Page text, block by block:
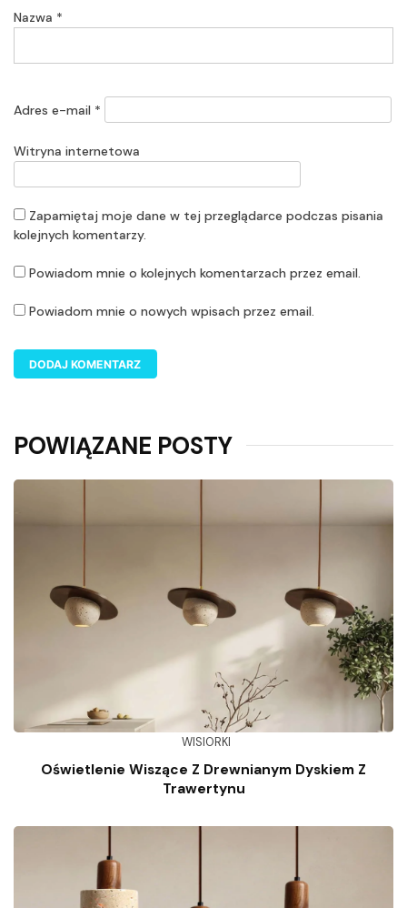
Nazwa *
Adres e-mail *
Witryna internetowa
Zapamiętaj moje dane w tej przeglądarce podczas pisania
kolejnych komentarzy.
Powiadom mnie o kolejnych komentarzach przez email.
Powiadom mnie o nowych wpisach przez email.
POWIĄZANE POSTY
WISIORKI
Oświetlenie Wiszące Z Drewnianym Dyskiem Z
Trawertynu